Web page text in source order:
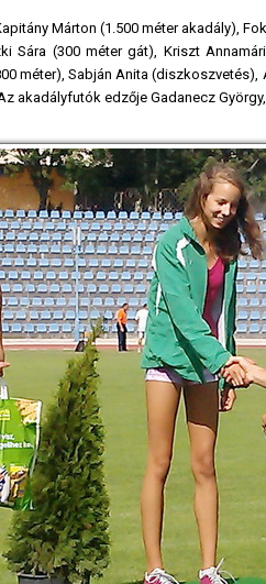
Márton (1.500 méter akadály),
Sára (300 méter gát), Kriszt
méter), Sabján Anita (diszkoszvetés),
akadályfutók edzője Gadanecz